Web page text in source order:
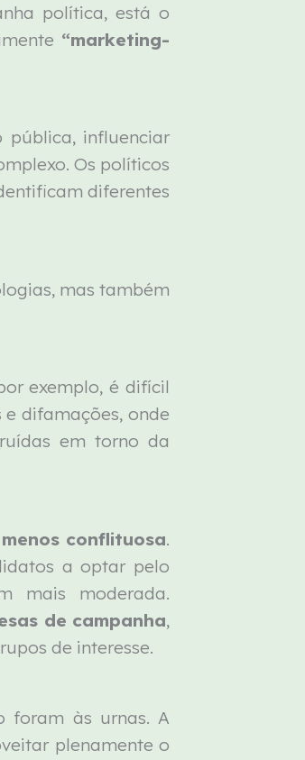
política, está o
“marketing-
influenciar
Os políticos
diferentes
mas também
exemplo, é difícil
difamações, onde
em torno da
conflituosa.
a optar pelo
mais moderada.
de campanha,
de interesse.
foram às urnas. A
plenamente o